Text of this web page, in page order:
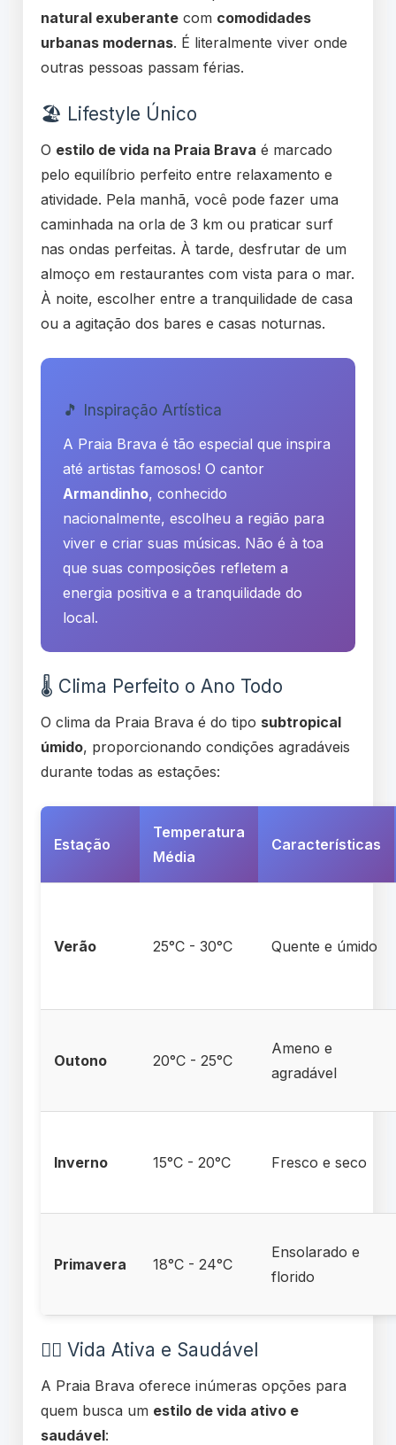
natural exuberante com comodidades
urbanas modernas. É literalmente viver onde
outras pessoas passam férias.
🏖️ Lifestyle Único
O estilo de vida na Praia Brava é marcado
pelo equilíbrio perfeito entre relaxamento e
atividade. Pela manhã, você pode fazer uma
caminhada na orla de 3 km ou praticar surf
nas ondas perfeitas. À tarde, desfrutar de um
almoço em restaurantes com vista para o mar.
À noite, escolher entre a tranquilidade de casa
ou a agitação dos bares e casas noturnas.
🎵 Inspiração Artística
A Praia Brava é tão especial que inspira
até artistas famosos! O cantor
Armandinho, conhecido
nacionalmente, escolheu a região para
viver e criar suas músicas. Não é à toa
que suas composições refletem a
energia positiva e a tranquilidade do
local.
🌡️ Clima Perfeito o Ano Todo
O clima da Praia Brava é do tipo subtropical
úmido, proporcionando condições agradáveis
durante todas as estações:
Estação
Temperatura
Média
Características
Verão 25°C - 30°C Quente e úmido
Outono 20°C - 25°C
Ameno e
agradável
Inverno 15°C - 20°C Fresco e seco
Primavera 18°C - 24°C
Ensolarado e
florido
🏃‍♀️ Vida Ativa e Saudável
A Praia Brava oferece inúmeras opções para
quem busca um estilo de vida ativo e
saudável: